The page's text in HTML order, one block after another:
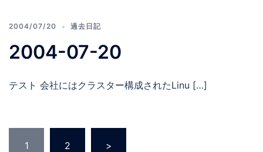
2004/07/20 過去日記
2004-07-20
テスト 会社にはクラスター構成されたLinu […]
1 2 >